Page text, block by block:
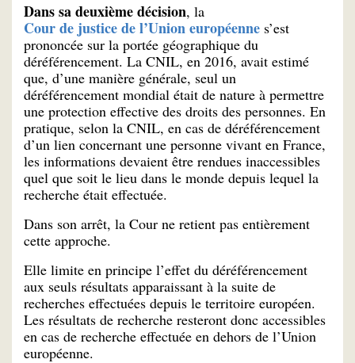
Dans sa deuxième décision, la
Cour de justice de l’Union européenne s’est
prononcée sur la portée géographique du
déréférencement. La CNIL, en 2016, avait estimé
que, d’une manière générale, seul un
déréférencement mondial était de nature à permettre
une protection effective des droits des personnes. En
pratique, selon la CNIL, en cas de déréférencement
d’un lien concernant une personne vivant en France,
les informations devaient être rendues inaccessibles
quel que soit le lieu dans le monde depuis lequel la
recherche était effectuée.
Dans son arrêt, la Cour ne retient pas entièrement
cette approche.
Elle limite en principe l’effet du déréférencement
aux seuls résultats apparaissant à la suite de
recherches effectuées depuis le territoire européen.
Les résultats de recherche resteront donc accessibles
en cas de recherche effectuée en dehors de l’Union
européenne.